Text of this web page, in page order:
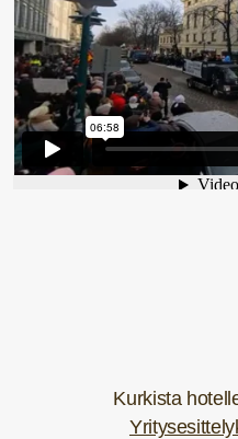
Kurkista